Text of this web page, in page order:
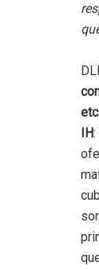
IH